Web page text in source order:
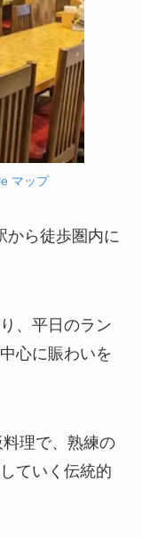
マップ
から徒歩圏内に
、平日のラン
心に賑わいを
理で、熟練の
ていく伝統的